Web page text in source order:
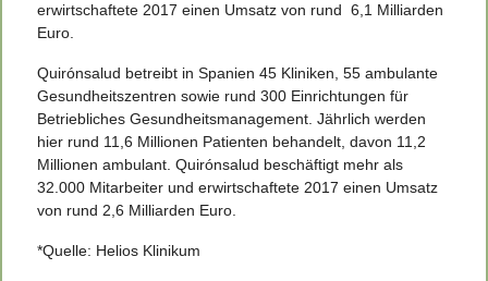
erwirtschaftete 2017 einen Umsatz von rund 6,1 Milliarden
Euro.
Quirónsalud betreibt in Spanien 45 Kliniken, 55 ambulante
Gesundheitszentren sowie rund 300 Einrichtungen für
Betriebliches Gesundheitsmanagement. Jährlich werden
hier rund 11,6 Millionen Patienten behandelt, davon 11,2
Millionen ambulant. Quirónsalud beschäftigt mehr als
32.000 Mitarbeiter und erwirtschaftete 2017 einen Umsatz
von rund 2,6 Milliarden Euro.
*Quelle: Helios Klinikum